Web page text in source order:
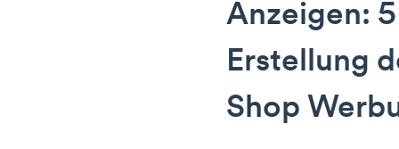
Anzeigen:
Erstellung
Shop